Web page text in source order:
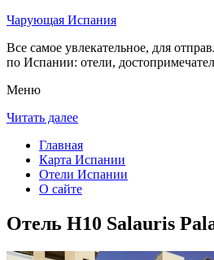
Чарующая Испания
Все самое увлекательное, для
по Испании: отели,
Меню
Читать далее
Главная
Карта Испании
Отели Испании
О сайте
Отель H10 Salauris